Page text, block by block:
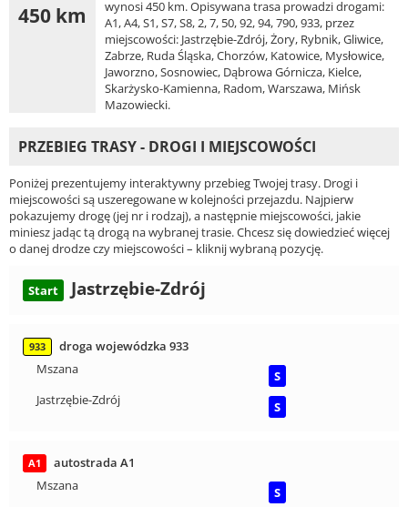
450 km
wynosi 450 km. Opisywana trasa prowadzi drogami:
A1, A4, S1, S7, S8, 2, 7, 50, 92, 94, 790, 933, przez
miejscowości: Jastrzębie-Zdrój, Żory, Rybnik, Gliwice,
Zabrze, Ruda Śląska, Chorzów, Katowice, Mysłowice,
Jaworzno, Sosnowiec, Dąbrowa Górnicza, Kielce,
Skarżysko-Kamienna, Radom, Warszawa, Mińsk
Mazowiecki.
PRZEBIEG TRASY - DROGI I MIEJSCOWOŚCI
Poniżej prezentujemy interaktywny przebieg Twojej trasy. Drogi i
miejscowości są uszeregowane w kolejności przejazdu. Najpierw
pokazujemy drogę (jej nr i rodzaj), a następnie miejscowości, jakie
miniesz jadąc tą drogą na wybranej trasie. Chcesz się dowiedzieć więcej
o danej drodze czy miejscowości – kliknij wybraną pozycję.
Start Jastrzębie-Zdrój
933
droga wojewódzka 933
Mszana
S
Jastrzębie-Zdrój
S
A1
autostrada A1
Mszana
S